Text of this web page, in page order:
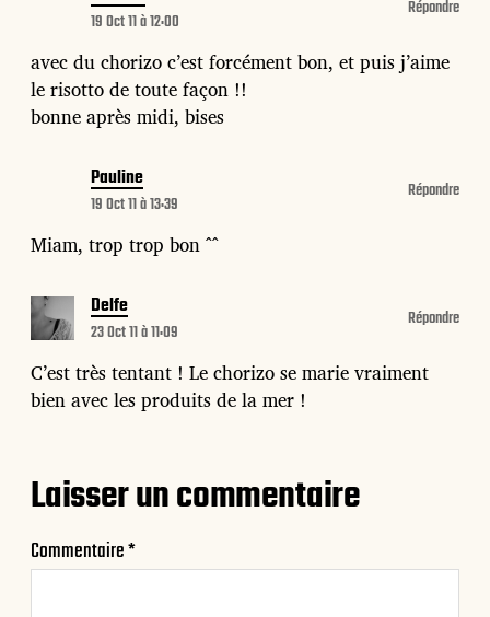
19 Oct 11 à 12:00
avec du chorizo c’est forcément bon, et puis j’aime
le risotto de toute façon !!
bonne après midi, bises
Répondre
Pauline
19 Oct 11 à 13:39
Miam, trop trop bon ^^
Répondre
Delfe
23 Oct 11 à 11:09
C’est très tentant ! Le chorizo se marie vraiment
bien avec les produits de la mer !
Répondre
Laisser un commentaire
Commentaire*